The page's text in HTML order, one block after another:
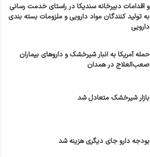
و اقدامات دبیرخانه سندیکا در راستای خدمت رسانی
به تولید کنندگان مواد دارویی و ملزومات بسته بندی
دارویی
حمله آمریکا به انبار شیرخشک و داروهای بیماران
صعب‌العلاج در همدان
بازار شیرخشک متعادل شد
بودجه دارو جای دیگری هزینه شد